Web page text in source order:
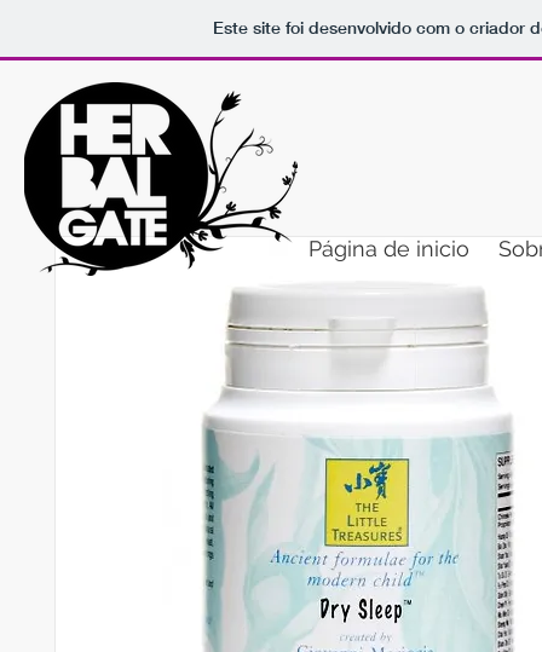
Este site foi desenvolvido com o criador
Página de inicio